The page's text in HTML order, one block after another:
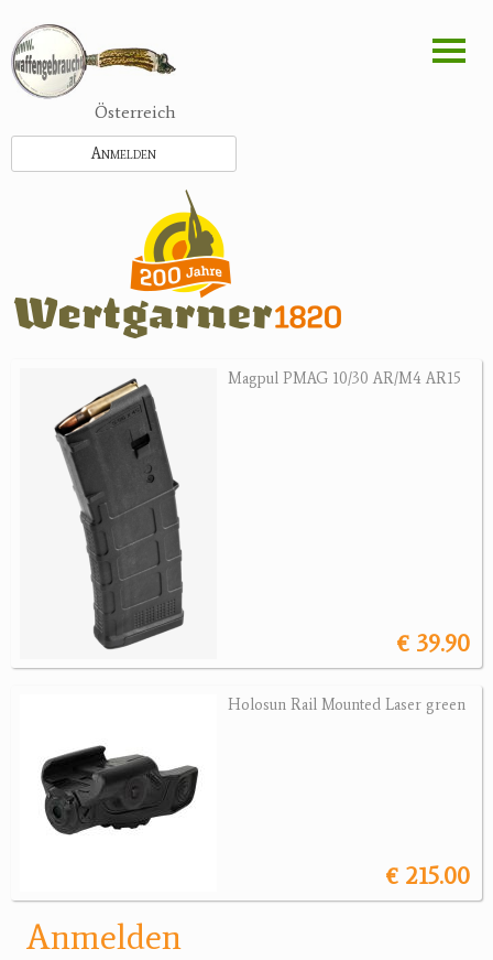
zum
Inhalt
Österreich
Anmelden
Magpul PMAG 10/30 AR/M4 AR15
€ 39.90
Holosun Rail Mounted Laser green
€ 215.00
Anmelden